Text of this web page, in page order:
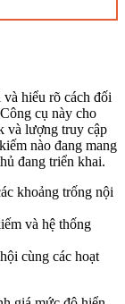
hiểu rõ cách đối
cụ này cho
và lượng truy cập
nào đang mang
đang triển khai.
khoảng trống nội
và hệ thống
cùng các hoạt